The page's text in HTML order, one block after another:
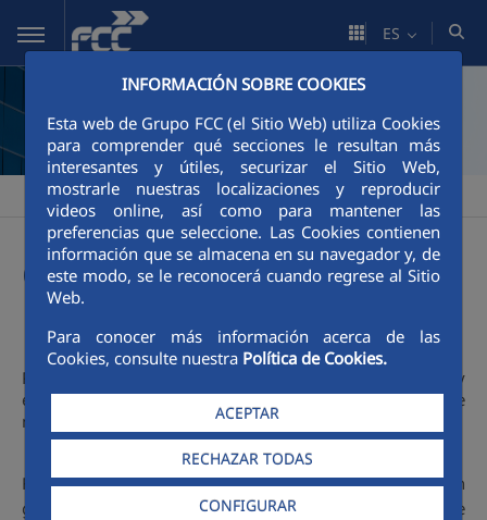
Saltar al contenido principal
INFORMACIÓN SOBRE COOKIES
Esta web de Grupo FCC (el Sitio Web) utiliza Cookies
para comprender qué secciones le resultan más
interesantes y útiles, securizar el Sitio Web,
mostrarle nuestras localizaciones y reproducir
videos online, así como para mantener las
preferencias que seleccione. Las Cookies contienen
información que se almacena en su navegador y, de
este modo, se le reconocerá cuando regrese al Sitio
Web.
Para conocer más información acerca de las
Cookies, consulte nuestra Política de Cookies.
ACEPTAR
RECHAZAR TODAS
CONFIGURAR
ES
FCC >Área Corporativa >Organización
Comprometidos con el
buen gobierno
Ponemos el foco en la
de los recursos y
en la creación derelaciones duraderas, con el apoyo de
nuestras
capacidades empresariales.
FCC está alineada con las mejores prácticas de buen
gobierno corporativo en relación a su junta general de